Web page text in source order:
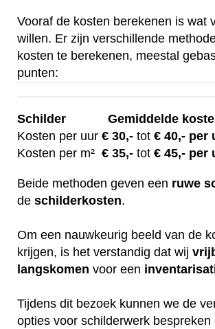
Vooraf de kosten berekenen is wat
willen. Er zijn verschillende
kosten te berekenen, meestal
punten:
Schilder
Gemiddelde
Kosten per uur € 30,- tot € 40,- per
Kosten per m² € 35,- tot € 45,- per
Beide methoden geven een ruwe
de schilderkosten.
Om een nauwkeurig beeld van de
krijgen, is het verstandig dat wij
langskomen voor een
Tijdens dit bezoek kunnen we de
opties voor schilderwerk bespreken